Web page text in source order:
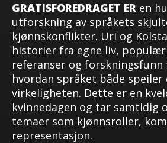
GRATISFOREDRAGET ER en
utforskning av språkets
kjønnskonflikter. Uri og
historier fra egne liv,
referanser og forskningsfunn
hvordan språket både
virkeligheten. Dette er en
kvinnedagen og tar samtidig
temaer som kjønnsroller,
representasjon.